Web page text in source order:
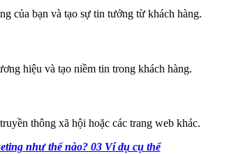
của bạn và tạo sự tin tưởng từ khách hàng.
hiệu và tạo niềm tin trong khách hàng.
thông xã hội hoặc các trang web khác.
như thế nào? 03 Ví dụ cụ thể